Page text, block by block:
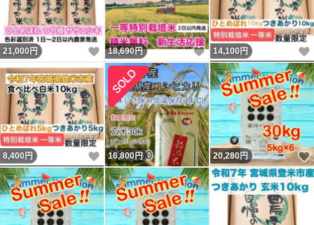
21,000 円 いいね！
18,690円 いいね！
14,100 円
8,400 円 いいね！
16,800円 20,280円